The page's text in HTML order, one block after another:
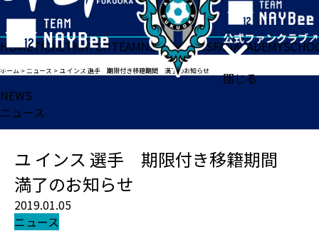
閉じる
HOMETICKETMATCHTEAMNEWSGOODSFANACADEMY
ホーム >ニュース > ユ インス 選手 期限付き移籍期間 満了のお知らせ
NEWS
ニュース
ユ インス 選手 期限付き移籍期間
満了のお知らせ
2019.01.05
ニュース